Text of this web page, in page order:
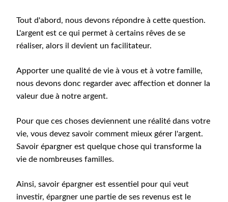
Tout d'abord, nous devons répondre à cette question.
L'argent est ce qui permet à certains rêves de se
réaliser, alors il devient un facilitateur.
Apporter une qualité de vie à vous et à votre famille,
nous devons donc regarder avec affection et donner la
valeur due à notre argent.
Pour que ces choses deviennent une réalité dans votre
vie, vous devez savoir comment mieux gérer l'argent.
Savoir épargner est quelque chose qui transforme la
vie de nombreuses familles.
Ainsi, savoir épargner est essentiel pour qui veut
investir, épargner une partie de ses revenus est le